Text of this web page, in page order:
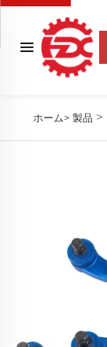
ホーム> 製品 >